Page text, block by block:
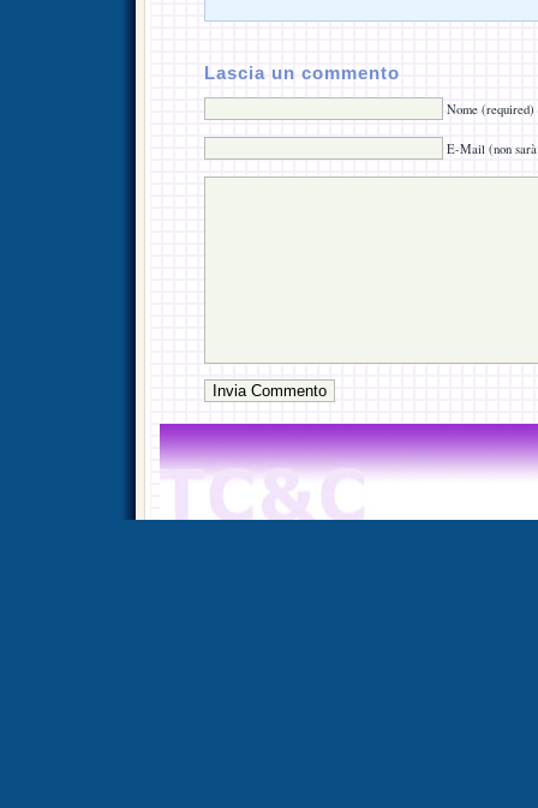
Lascia un commento
Nome (required)
E-Mail (non